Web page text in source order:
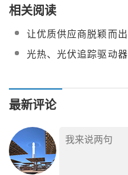
相关阅读
让优质供应商脱颖而出
光热供应链平台推出金
牌供应商
光热、光伏追踪驱动器
CSPPLAZA会员单位
最新评论